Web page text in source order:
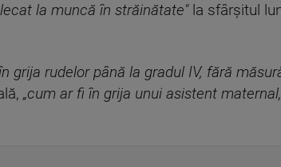
la muncă în străinătate" la sfârșitul
grija rudelor până la gradul IV, fără
„cum ar fi în grija unui asistent